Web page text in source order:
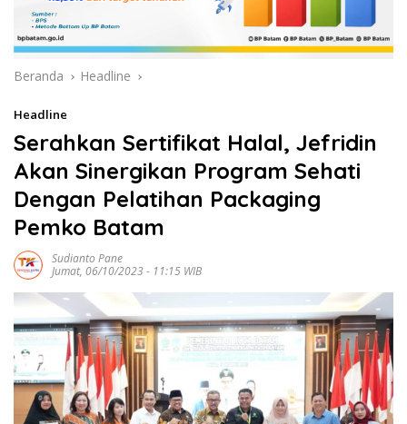
Beranda Headline
Headline
Serahkan Sertifikat Halal, Jefridin
Akan Sinergikan Program Sehati
Dengan Pelatihan Packaging
Pemko Batam
Sudianto Pane
Jumat, 06/10/2023 - 11:15 WIB